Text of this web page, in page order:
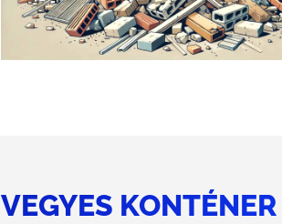
VEGYES